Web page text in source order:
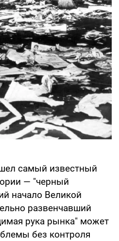
самый известный
— "черный
начало Великой
развенчавший
рука рынка" может
без контроля